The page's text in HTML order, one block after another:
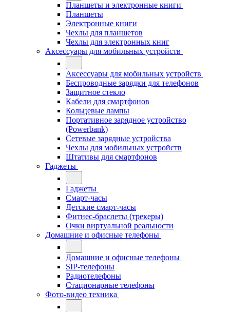
Планшеты и электронные книги
Планшеты
Электронные книги
Чехлы для планшетов
Чехлы для электронных книг
Аксессуары для мобильных устройств
Аксессуары для мобильных устройств
Беспроводные зарядки для телефонов
Защитное стекло
Кабели для смартфонов
Кольцевые лампы
Портативное зарядное устройство
(Powerbank)
Сетевые зарядные устройства
Чехлы для мобильных устройств
Штативы для смартфонов
Гаджеты
Гаджеты
Смарт-часы
Детские смарт-часы
Фитнес-браслеты (трекеры)
Очки виртуальной реальности
Домашние и офисные телефоны
Домашние и офисные телефоны
SIP-телефоны
Радиотелефоны
Стационарные телефоны
Фото-видео техника